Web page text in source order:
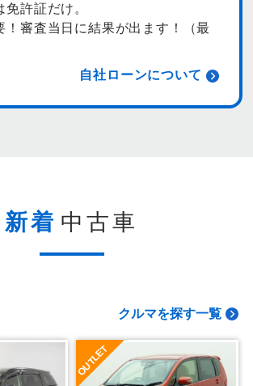
許証だけ。
！審査当日に結果が出ます！（最
自社ローンについて
新着 中古車
クルマを探す一覧